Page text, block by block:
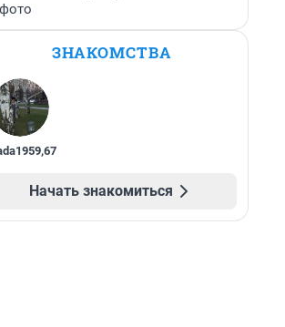
ЗНАКОМСТВА
,67
Начать знакомиться